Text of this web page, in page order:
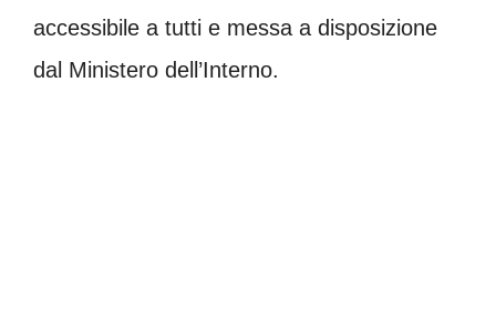
accessibile a tutti e messa a disposizione
dal Ministero dell’Interno.